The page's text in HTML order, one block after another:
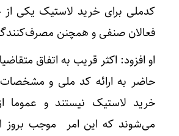
کدملی برای خرید لاستیک یکی
فعالان صنفی و همچنن
او افزود: اکثر قریب به اتفاق
حاضر به ارائه کد ملی و
خرید لاستیک نیستند و عموما
می‌شوند که این امر موجب بروز